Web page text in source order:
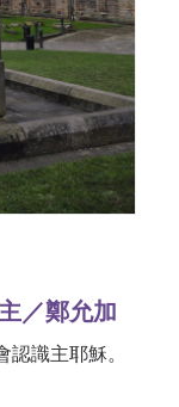
／鄭允加
識主耶穌。